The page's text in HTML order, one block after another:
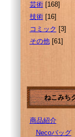
芸術[168]
技術[16]
コミック [3]
その他[61]
ねこみち
商品紹介
Necoバッグ